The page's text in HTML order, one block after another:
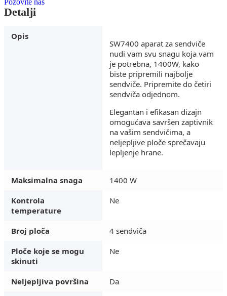
Pozovite nas
Detalji
Opis
SW7400 aparat za sendviče
nudi vam svu snagu koja vam
je potrebna, 1400W, kako
biste pripremili najbolje
sendviče. Pripremite do četiri
sendviča odjednom.
Elegantan i efikasan dizajn
omogućava savršen zaptivnik
na vašim sendvičima, a
neljepljive ploče sprečavaju
lepljenje hrane.
Maksimalna snaga
1400 W
Kontrola
temperature
Ne
Broj ploča
4 sendviča
Ploče koje se mogu
skinuti
Ne
Neljepljiva površina
Da